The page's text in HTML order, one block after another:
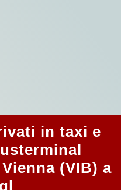
in taxi e
(VIB) a